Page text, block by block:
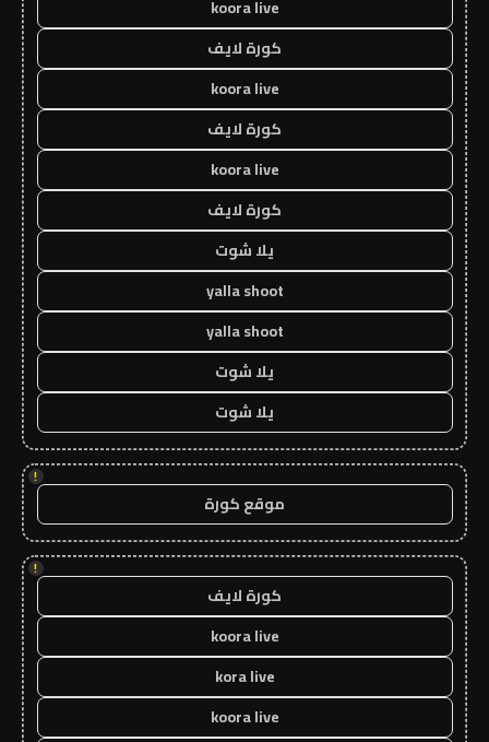
koora live
كورة لايف
koora live
كورة لايف
koora live
كورة لايف
يلا شوت
yalla shoot
yalla shoot
يلا شوت
يلا شوت
!
موقع كورة
!
كورة لايف
koora live
kora live
koora live